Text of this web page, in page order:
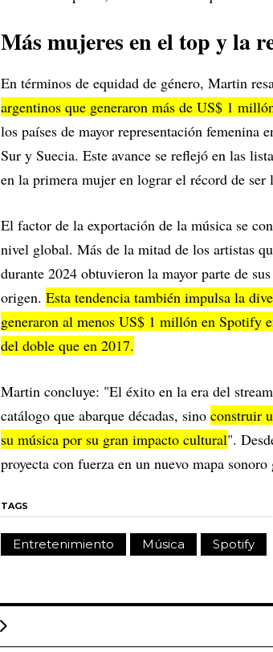
Más mujeres en el top y la
En términos de equidad de género, Martin
argentinos que generaron más de US$ 1
los países de mayor representación femenina
Sur y Suecia. Este avance se reflejó en las
en la primera mujer en lograr el récord de ser
El factor de la exportación de la música se
nivel global. Más de la mitad de los artistas
durante 2024 obtuvieron la mayor parte de
origen. Esta tendencia también impulsa la
generaron al menos US$ 1 millón en Spotify
del doble que en 2017.
Martin concluye: "El éxito en la era del
catálogo que abarque décadas, sino construir
su música por su gran impacto cultural".
proyecta con fuerza en un nuevo mapa sonoro
TAGS
Entretenimiento Música Spotify